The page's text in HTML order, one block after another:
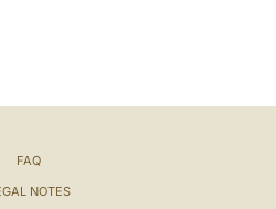
FAQ
NOTES